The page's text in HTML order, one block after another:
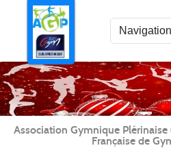
Association Gymnique Plérinaise
Française de
Panneau de gestion des cookies